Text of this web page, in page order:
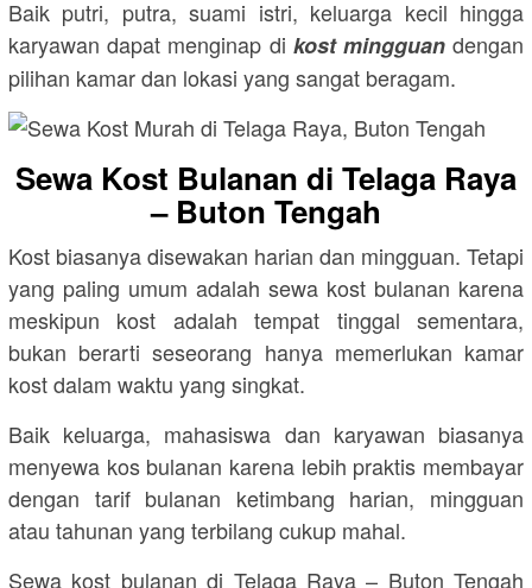
Baik putri, putra, suami istri, keluarga kecil hingga
karyawan dapat menginap di kost mingguandengan
pilihan kamar dan lokasi yang sangat beragam.
Sewa Kost Bulanan di Telaga Raya
– Buton Tengah
Kost biasanya disewakan harian dan mingguan. Tetapi
yang paling umum adalah sewa kost bulanan karena
meskipun kost adalah tempat tinggal sementara,
bukan berarti seseorang hanya memerlukan kamar
kost dalam waktu yang singkat.
Baik keluarga, mahasiswa dan karyawan biasanya
menyewa kos bulanan karena lebih praktis membayar
dengan tarif bulanan ketimbang harian, mingguan
atau tahunan yang terbilang cukup mahal.
Sewa kost bulanan di Telaga Raya – Buton Tengah